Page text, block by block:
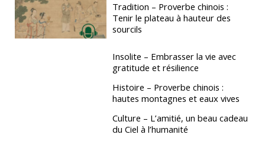
Tradition – Proverbe chinois :
Tenir le plateau à hauteur des
sourcils
Insolite – Embrasser la vie avec
gratitude et résilience
Histoire – Proverbe chinois :
hautes montagnes et eaux vives
Culture – L’amitié, un beau cadeau
du Ciel à l’humanité